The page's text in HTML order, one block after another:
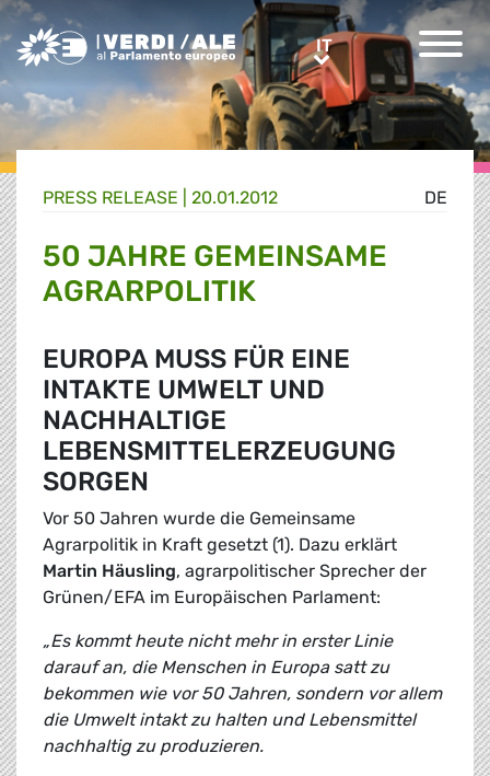
Greens/EFA Home ITIT
DE
PRESS RELEASE | 20.01.2012
50 JAHRE GEMEINSAME
AGRARPOLITIK
EUROPA MUSS FÜR EINE
INTAKTE UMWELT UND
NACHHALTIGE
LEBENSMITTELERZEUGUNG
SORGEN
Vor 50 Jahren wurde die Gemeinsame
Agrarpolitik in Kraft gesetzt (1). Dazu erklärt
Martin Häusling, agrarpolitischer Sprecher der
Grünen/EFA im Europäischen Parlament:
„Es kommt heute nicht mehr in erster Linie
darauf an, die Menschen in Europa satt zu
bekommen wie vor 50 Jahren, sondern vor allem
die Umwelt intakt zu halten und Lebensmittel
nachhaltig zu produzieren.